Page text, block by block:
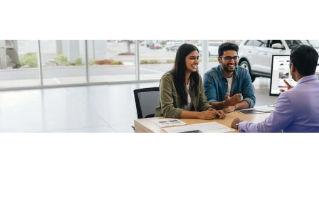
/fragments/plp-details